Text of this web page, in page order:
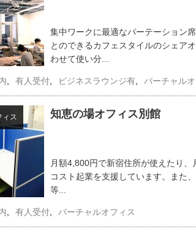
集中ワークに最適なパーテーション
とのできるカフェスタイルのシェア
わせて使い分...
有人受付 ビジネスラウンジ有 バーチャル
ィス 知恵の場オフィス別館
月額4,800円で新宿住所が使えたり
コスト起業を支援しています。また
等...
有人受付 バーチャルオフィス